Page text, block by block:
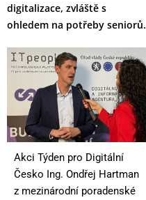
digitalizace, zvláště s
ohledem na potřeby seniorů.
Akci Týden pro Digitální
Česko Ing. Ondřej Hartman
z mezinárodní poradenské